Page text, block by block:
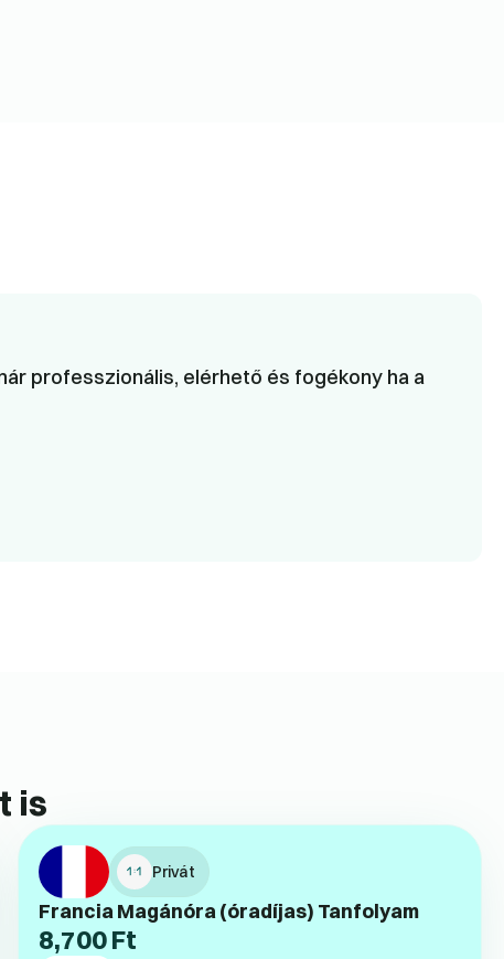
professzionális, elérhető és fogékony ha a
is
Privát
Francia Magánóra (óradíjas) Tanfolyam
8,700Ft